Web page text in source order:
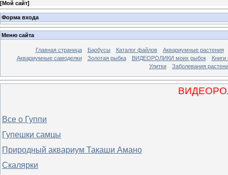
[Мой сайт]
Форма входа
Меню сайта
Главная страница Барбусы Каталог файлов
Аквариумные растения
Аквариумные самоделки
Золотая рыбка ВИДЕОРОЛИКИ моих рыбок
Улитки
Заболевания
Все о Гуппи
Гупешки самцы
Природный аквариум Такаши Амано
Скалярки